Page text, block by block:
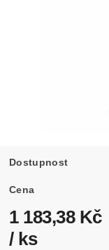
Dostupnost
Cena
1 183,38 Kč
/ ks